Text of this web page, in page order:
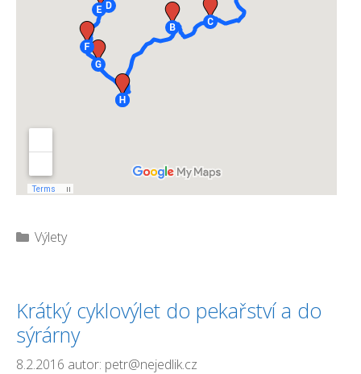
Rubriky
Výlety
Krátký cyklovýlet do pekařství a do
sýrárny
8.2.2016 autor: petr@nejedlik.cz